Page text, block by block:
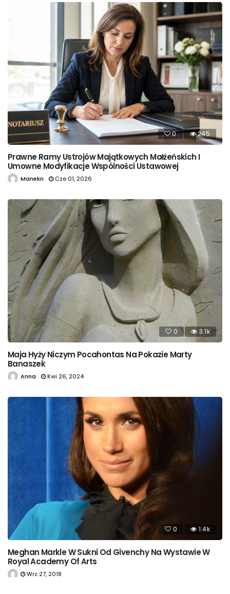
0 245
Prawne Ramy Ustrojów Majątkowych Małżeńskich I
Umowne Modyfikacje Wspólności Ustawowej
Manekn Cze 01, 2026
0 3.1k
Maja Hyży Niczym Pocahontas Na Pokazie Marty
Banaszek
Anna Kwi 26, 2024
0 1.4k
Meghan Markle W Sukni Od Givenchy Na Wystawie W
Royal Academy Of Arts
Wrz 27, 2018